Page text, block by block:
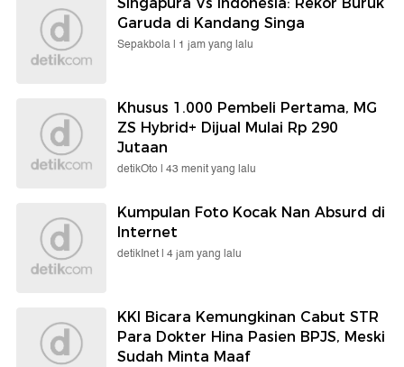
Garuda di Kandang Singa
Sepakbola | 1 jam yang lalu
Khusus 1.000 Pembeli Pertama, MG
ZS Hybrid+ Dijual Mulai Rp 290
Jutaan
detikOto | 43 menit yang lalu
Kumpulan Foto Kocak Nan Absurd di
Internet
detikInet | 4 jam yang lalu
KKI Bicara Kemungkinan Cabut STR
Para Dokter Hina Pasien BPJS, Meski
Sudah Minta Maaf